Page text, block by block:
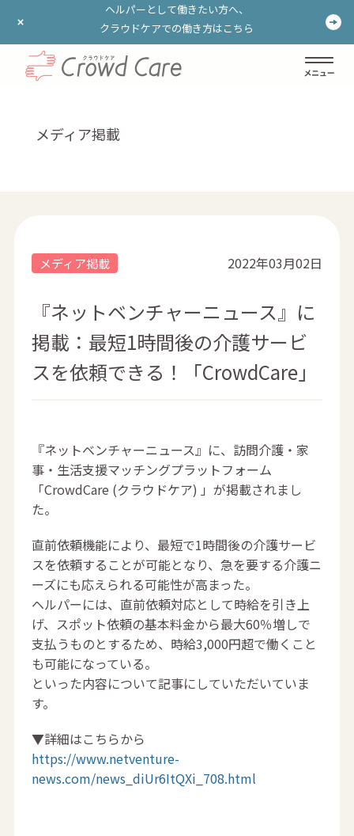
ヘルパーとして働きたい方へ、
クラウドケアでの働き方はこちら
ヘルパーとして働きたい方へ、
クラウドケアでの働き方はこちら
メディア掲載
メディア掲載 2022年03月02日
『ネットベンチャーニュース』に
掲載：最短1時間後の介護サービ
スを依頼できる！「CrowdCare」
『ネットベンチャーニュース』に、訪問介護・家
事・生活支援マッチングプラットフォーム
「CrowdCare (クラウドケア) 」が掲載されまし
た。
直前依頼機能により、最短で1時間後の介護サービ
スを依頼することが可能となり、急を要する介護ニ
ーズにも応えられる可能性が高まった。
ヘルパーには、直前依頼対応として時給を引き上
げ、スポット依頼の基本料金から最大60％増しで
支払うものとするため、時給3,000円超で働くこと
も可能になっている。
といった内容について記事にしていただいていま
す。
▼詳細はこちらから
https://www.netventure-
news.com/news_diUr6ItQXi_708.html